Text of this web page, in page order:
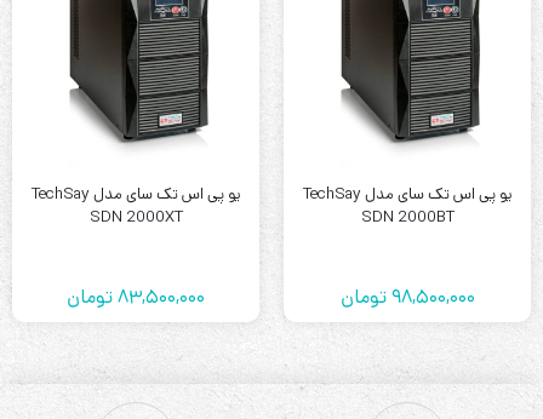
یو پی اس تک سای مدل TechSay
SDN 2000BT
98,500,000تومان
یو پی اس تک سای مدل TechSay
SDN 2000XT
83,500,000تومان